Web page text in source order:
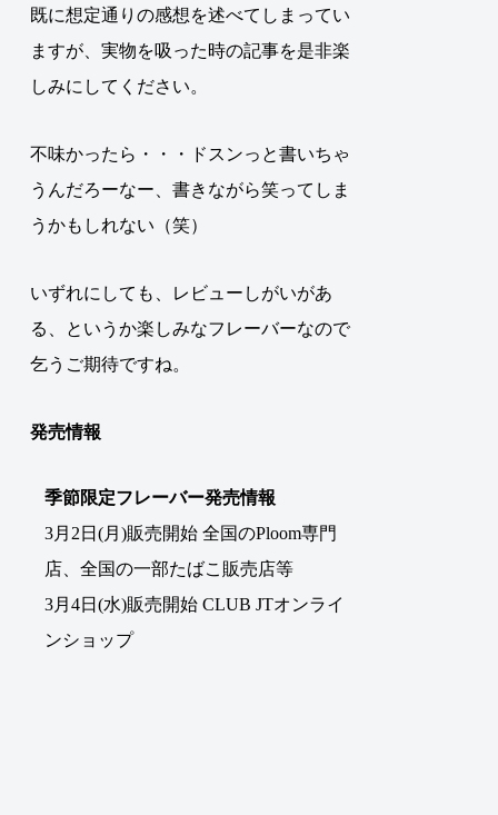
既に想定通りの感想を述べてしまってい
ますが、実物を吸った時の記事を是非楽
しみにしてください。
不味かったら・・・ドスンっと書いちゃ
うんだろーなー、書きながら笑ってしま
うかもしれない（笑）
いずれにしても、レビューしがいがあ
る、というか楽しみなフレーバーなので
乞うご期待ですね。
発売情報
季節限定フレーバー発売情報
3月2日(月)販売開始 全国のPloom専門
店、全国の一部たばこ販売店等
3月4日(水)販売開始 CLUB JTオンライ
ンショップ